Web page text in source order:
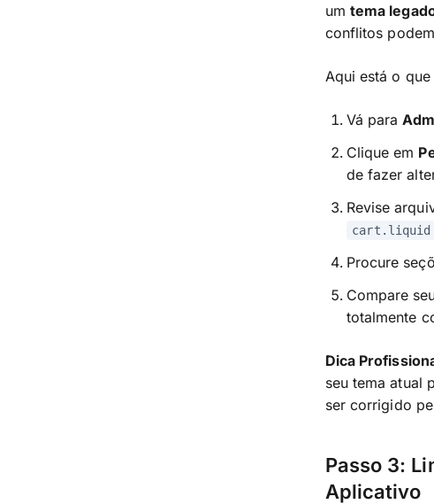
umtema
conflitos
Aqui está o
Vá para
Clique em
de fazer
Revise
cart.liquid
Procure
Compare
totalmente
Dica
seu tema atual
ser corrigido
Passo 3:
Aplicativo